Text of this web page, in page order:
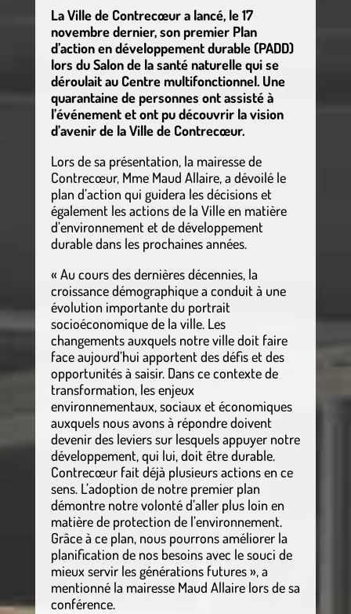
La Ville de Contrecœur a lancé, le 17
novembre dernier, son premier Plan
d’action en développement durable (PADD)
lors du Salon de la santé naturelle qui se
déroulait au Centre multifonctionnel. Une
quarantaine de personnes ont assisté à
l’événement et ont pu découvrir la vision
d’avenir de la Ville de Contrecœur.
Lors de sa présentation, la mairesse de
Contrecœur, Mme Maud Allaire, a dévoilé le
plan d’action qui guidera les décisions et
également les actions de la Ville en matière
d’environnement et de développement
durable dans les prochaines années.
« Au cours des dernières décennies, la
croissance démographique a conduit à une
évolution importante du portrait
socioéconomique de la ville. Les
changements auxquels notre ville doit faire
face aujourd’hui apportent des défis et des
opportunités à saisir. Dans ce contexte de
transformation, les enjeux
environnementaux, sociaux et économiques
auxquels nous avons à répondre doivent
devenir des leviers sur lesquels appuyer notre
développement, qui lui, doit être durable.
Contrecœur fait déjà plusieurs actions en ce
sens. L’adoption de notre premier plan
démontre notre volonté d’aller plus loin en
matière de protection de l’environnement.
Grâce à ce plan, nous pourrons améliorer la
planification de nos besoins avec le souci de
mieux servir les générations futures », a
mentionné la mairesse Maud Allaire lors de sa
conférence.